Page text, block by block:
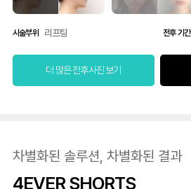
시술부위 리프팅 전후 기간
시술부위 리프팅 전후 기간
시술부위 리프팅 전후 기간
시술부위 리프팅 전후 기간
시술부위 리프팅 전후 기간
시술부위 리프팅 전후 기간
더 많은 전후사진 보기
차별화된 솔루션, 차별화된 결과
4EVER SHORTS